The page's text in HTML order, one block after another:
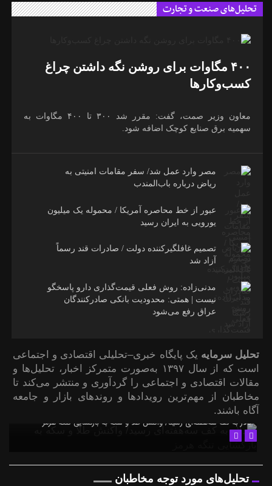
تحلیل‌های صنعت و تجارت
۴۰۰ مگاوات برای روشن نگه داشتن چراغ
کسب‌وکار‌ها
معاون وزیر صمت، گفت: مقرر شد ۳۰۰ تا ۴۰۰ مگاوات به
سهمیه برق صنایع کوچک اضافه شود.
مصر وارد عمل شد/ سفر مقامات امنیتی به
ریاض درباره باب‌المندب
عبور از خط محاصره آمریکا / محموله یک میلیون
یورویی به ایران رسید
تصمیم غافلگیرکننده دولت / صادرات قند رسماً
آزاد شد
مدنی‌زاده: روش فعلی قیمت‌گذاری دارو پاسخگو
نیست | همتی: محدودیت بانکی صادرکنندگان
عراق رفع می‌شود
تحلیل سرمایه یک پایگاه خبری–تحلیلی اقتصادی و اجتماعی
است که از سال ۱۳۹۷ به‌صورت متمرکز اخبار، تحلیل‌ها و
مقالات اقتصادی و اجتماعی را گردآوری و منتشر می‌کند تا
مخاطبان از مهم‌ترین رویدادها و روندهای بازار و جامعه
آگاه باشند.
دلار به کف سه‌هفته‌ای رسید/ واکنش طلا و سکه به بازگشایی تنگه هرمز
تحلیل‌های مورد توجه مخاطبان